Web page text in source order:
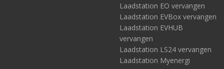
Laadstation EO vervangen
Laadstation EVBox vervangen
Laadstation EVHUB
vervangen
Laadstation LS24 vervangen
Laadstation Myenergi